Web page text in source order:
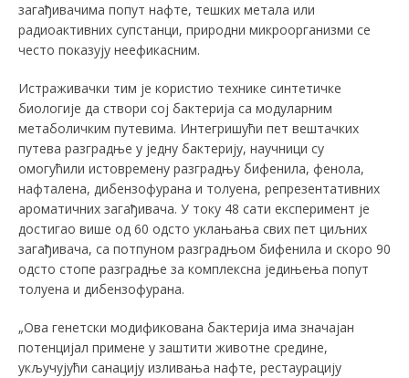
загађивачима попут нафте, тешких метала или
радиоактивних супстанци, природни микроорганизми се
често показују неефикасним.
Истраживачки тим је користио технике синтетичке
биологије да створи сој бактерија са модуларним
метаболичким путевима. Интегришући пет вештачких
путева разградње у једну бактерију, научници су
омогућили истовремену разградњу бифенила, фенола,
нафталена, дибензофурана и толуена, репрезентативних
ароматичних загађивача. У току 48 сати експеримент је
достигао више од 60 одсто уклањања свих пет циљних
загађивача, са потпуном разградњом бифенила и скоро 90
одсто стопе разградње за комплексна једињења попут
толуена и дибензофурана.
„Ова генетски модификована бактерија има значајан
потенцијал примене у заштити животне средине,
укључујући санацију изливања нафте, рестаурацију